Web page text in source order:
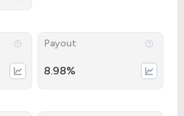
Payout
8.98%